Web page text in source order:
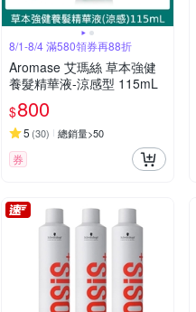
8/1-8/4 滿580領券再88折
Aromase 艾瑪絲 草本強健
養髮精華液-涼感型 115mL
$800
5 (30) 總銷量>50
券